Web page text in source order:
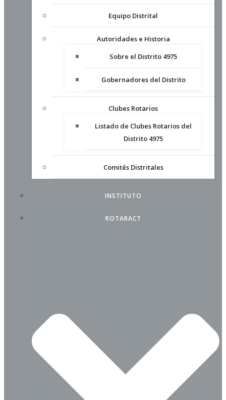
Equipo Distrital
Autoridades e Historia
Sobre el Distrito 4975
Gobernadores del Distrito
Clubes Rotarios
Listado de Clubes Rotarios del
Distrito 4975
Comités Distritales
INSTITUTO
ROTARACT